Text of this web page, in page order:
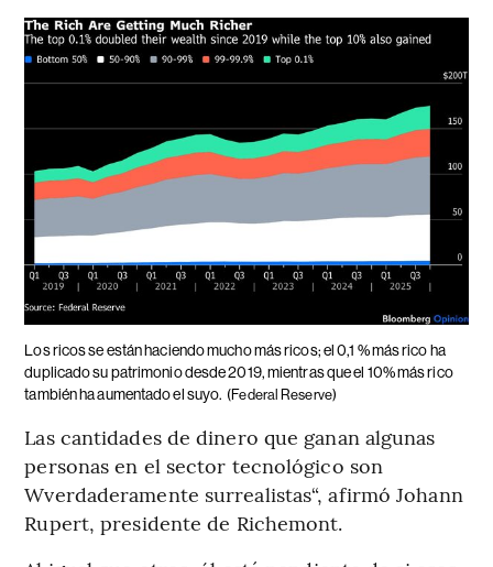
Los ricos se están haciendo mucho más ricos; el 0,1 % más rico ha
duplicado su patrimonio desde 2019, mientras que el 10% más rico
también ha aumentado el suyo. (Federal Reserve)
Las cantidades de dinero que ganan algunas
personas en el sector tecnológico son
Wverdaderamente surrealistas“, afirmó Johann
Rupert, presidente de Richemont.